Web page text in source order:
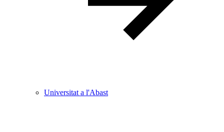
Universitat a l'Abast